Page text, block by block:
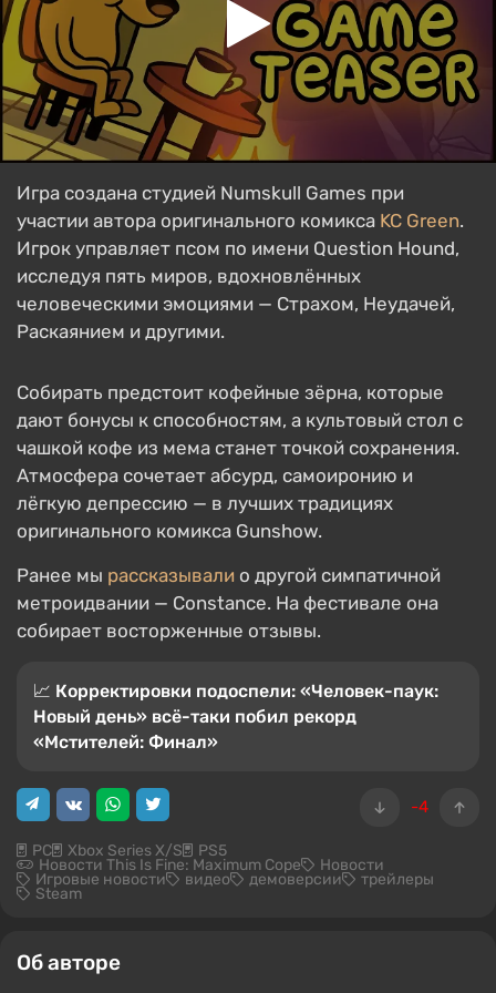
Игра создана студией Numskull Games при
участии автора оригинального комикса KC Green.
Игрок управляет псом по имени Question Hound,
исследуя пять миров, вдохновлённых
человеческими эмоциями — Страхом, Неудачей,
Раскаянием и другими.
Собирать предстоит кофейные зёрна, которые
дают бонусы к способностям, а культовый стол с
чашкой кофе из мема станет точкой сохранения.
Атмосфера сочетает абсурд, самоиронию и
лёгкую депрессию — в лучших традициях
оригинального комикса Gunshow.
Ранее мы рассказывали о другой симпатичной
метроидвании — Constance. На фестивале она
собирает восторженные отзывы.
📈 Корректировки подоспели: «Человек-паук:
Новый день» всё-таки побил рекорд
«Мстителей: Финал»
-4
PC Xbox Series X/S PS5
Новости This Is Fine: Maximum Cope Новости
Игровые новости видео демоверсии трейлеры
Steam
Об авторе